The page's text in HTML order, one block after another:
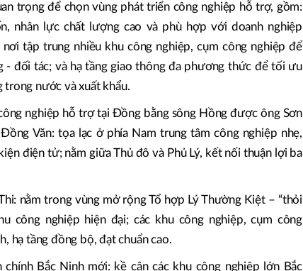
trọng để chọn vùng phát triển công nghiệp hỗ trợ, gồm:
nhân lực chất lượng cao và phù hợp với doanh nghiệp
tập trung nhiều khu công nghiệp, cụm công nghiệp để
- đối tác; và hạ tầng giao thông đa phương thức để tối ưu
trong nước và xuất khẩu.
nghiệp hỗ trợ tại Đồng bằng sông Hồng được ông Sơn
Văn: tọa lạc ở phía Nam trung tâm công nghiệp nhẹ,
điện tử; nằm giữa Thủ đô và Phủ Lý, kết nối thuận lợi ba
nằm trong vùng mở rộng Tổ hợp Lý Thường Kiệt – “thỏi
công nghiệp hiện đại; các khu công nghiệp, cụm công
hạ tầng đồng bộ, đạt chuẩn cao.
chính Bắc Ninh mới: kề cận các khu công nghiệp lớn Bắc